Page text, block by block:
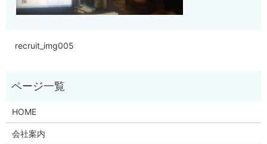
recruit_img005
HOME
会社案内